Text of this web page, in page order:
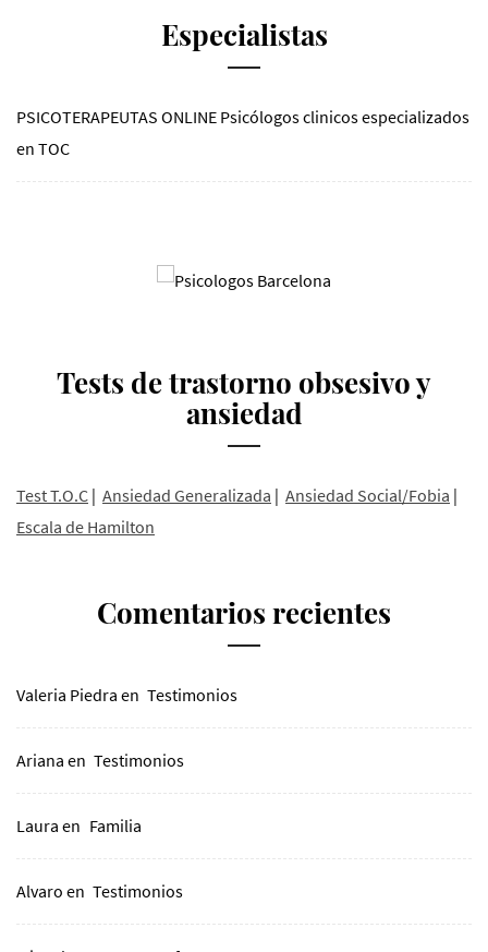
Especialistas
PSICOTERAPEUTAS ONLINE Psicólogos clinicos especializados
en TOC
Tests de trastorno obsesivo y
ansiedad
Test T.O.C | Ansiedad Generalizada | Ansiedad Social/Fobia |
Escala de Hamilton
Comentarios recientes
Valeria Piedra en Testimonios
Ariana en Testimonios
Laura en Familia
Alvaro en Testimonios